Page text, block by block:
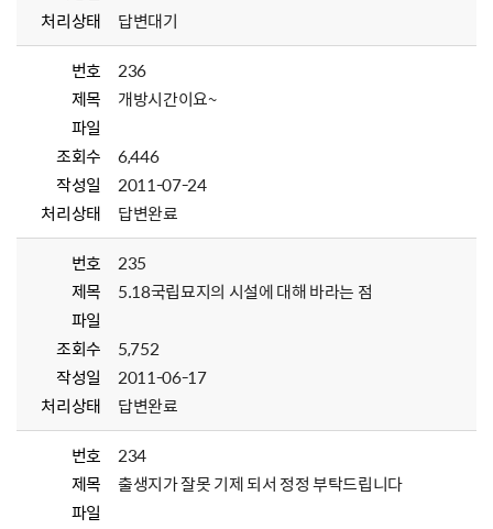
처리상태
답변대기
번호
236
제목
개방시간이요~
파일
조회수
6,446
작성일
2011-07-24
처리상태
답변완료
번호
235
제목
5.18국립묘지의 시설에 대해 바라는 점
파일
조회수
5,752
작성일
2011-06-17
처리상태
답변완료
번호
234
제목
출생지가 잘못 기제 되서 정정 부탁드립니다
파일